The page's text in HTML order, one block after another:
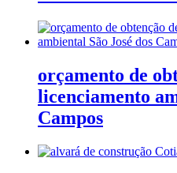
orçamento de
licenciamento
Campos